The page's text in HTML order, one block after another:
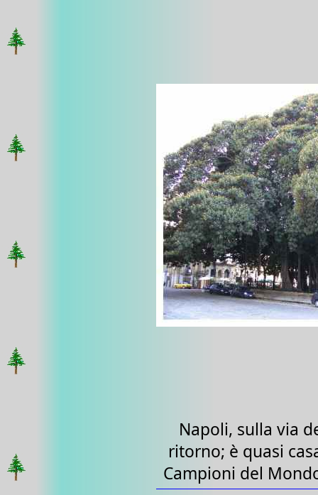
Napoli, sulla via
ritorno; è quasi
Campioni del